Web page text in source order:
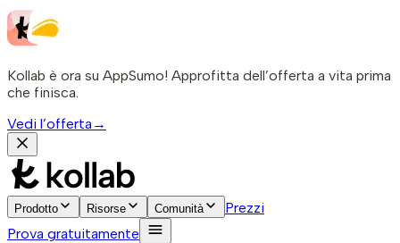
Kollab è ora su AppSumo! Approfitta dell’offerta a vita prima
che finisca.
Vedi l’offerta →
Prodotto Risorse Comunità
Prezzi
Prova gratuitamente